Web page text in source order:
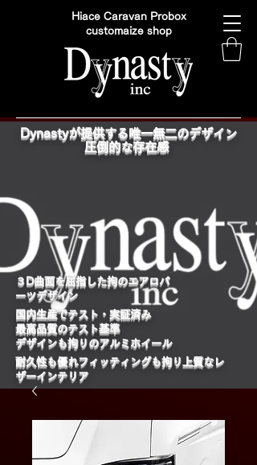
Hiace Caravan Probox
customaize shop
Dynastyが提供する唯一無二のデザイン
圧倒的な存在感
​３D曲面を屈指した拘のエアロパ
ーツデザイン
国内生産でテスト・実証済み
最高品質のテスト基準
デザインも拘りのアルミホイール
​耐久性も優れフィッティングも拘り上質なレ
ザーインテリア